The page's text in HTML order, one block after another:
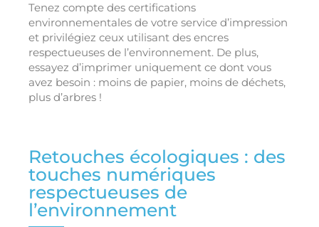
Tenez compte des certifications
environnementales de votre service d’impression
et privilégiez ceux utilisant des encres
respectueuses de l’environnement. De plus,
essayez d’imprimer uniquement ce dont vous
avez besoin : moins de papier, moins de déchets,
plus d’arbres !
Retouches écologiques : des
touches numériques
respectueuses de
l’environnement